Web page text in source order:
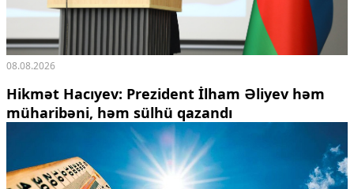
08.08.2026
Hikmət Hacıyev: Prezident İlham Əliyev həm
müharibəni, həm sülhü qazandı